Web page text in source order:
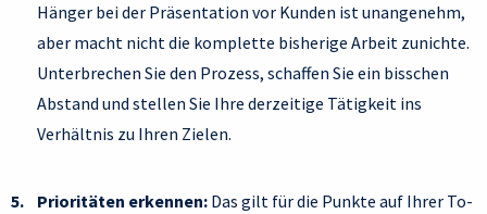
Hänger bei der Präsentation vor Kunden ist unangenehm,
aber macht nicht die komplette bisherige Arbeit zunichte.
Unterbrechen Sie den Prozess, schaffen Sie ein bisschen
Abstand und stellen Sie Ihre derzeitige Tätigkeit ins
Verhältnis zu Ihren Zielen.
Prioritäten erkennen: Das gilt für die Punkte auf Ihrer To-